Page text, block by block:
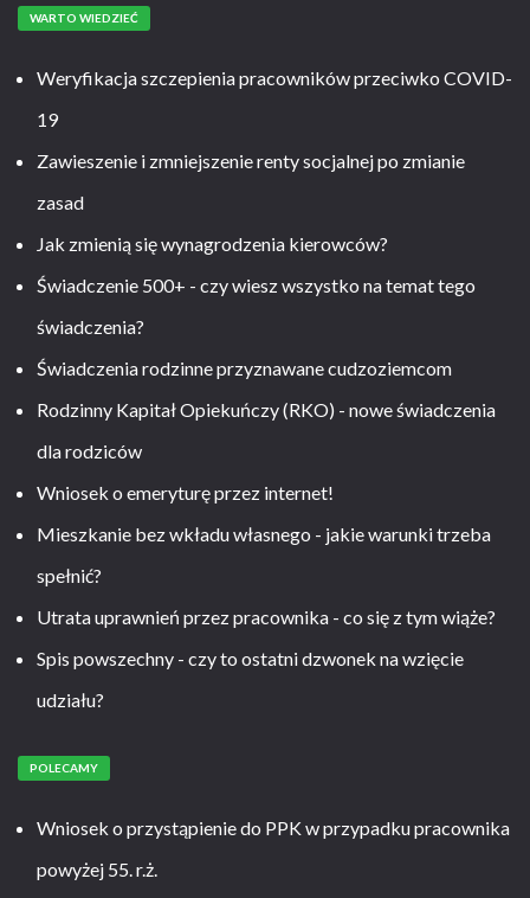
WARTO WIEDZIEĆ
Weryfikacja szczepienia pracowników przeciwko COVID-
19
Zawieszenie i zmniejszenie renty socjalnej po zmianie
zasad
Jak zmienią się wynagrodzenia kierowców?
Świadczenie 500+ - czy wiesz wszystko na temat tego
świadczenia?
Świadczenia rodzinne przyznawane cudzoziemcom
Rodzinny Kapitał Opiekuńczy (RKO) - nowe świadczenia
dla rodziców
Wniosek o emeryturę przez internet!
Mieszkanie bez wkładu własnego - jakie warunki trzeba
spełnić?
Utrata uprawnień przez pracownika - co się z tym wiąże?
Spis powszechny - czy to ostatni dzwonek na wzięcie
udziału?
POLECAMY
Wniosek o przystąpienie do PPK w przypadku pracownika
powyżej 55. r.ż.